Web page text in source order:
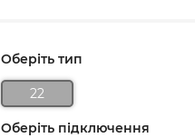
Оберіть тип
22
Оберіть підключення